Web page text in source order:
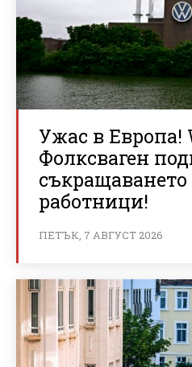
Ужас в Европа!
Фолксваген
съкращаването
работници!
ПЕТЪК, 7 АВГУСТ 2026